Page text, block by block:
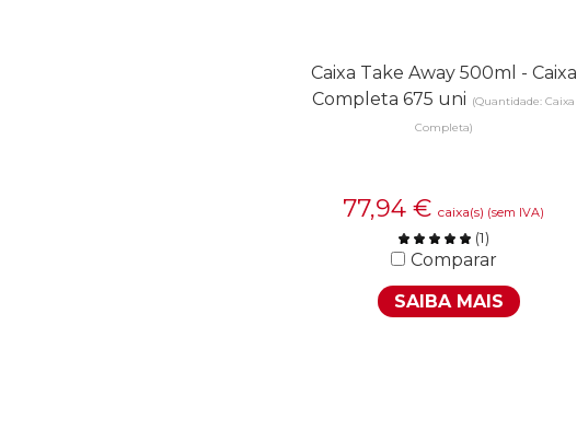
Caixa Take Away 500ml - Caixa
Completa 675 uni (Quantidade: Caixa
Completa)
77,94 € caixa(s) (sem IVA)
(1)
Comparar
SAIBA MAIS